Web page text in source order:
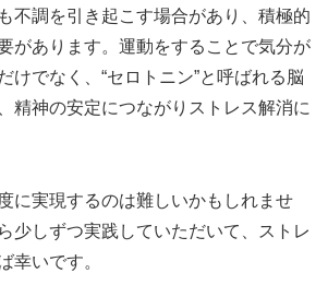
不調を引き起こす場合があり、積極的
があります。運動をすることで気分が
けでなく、“セロトニン”と呼ばれる脳
精神の安定につながりストレス解消に
に実現するのは難しいかもしれませ
少しずつ実践していただいて、ストレ
幸いです。